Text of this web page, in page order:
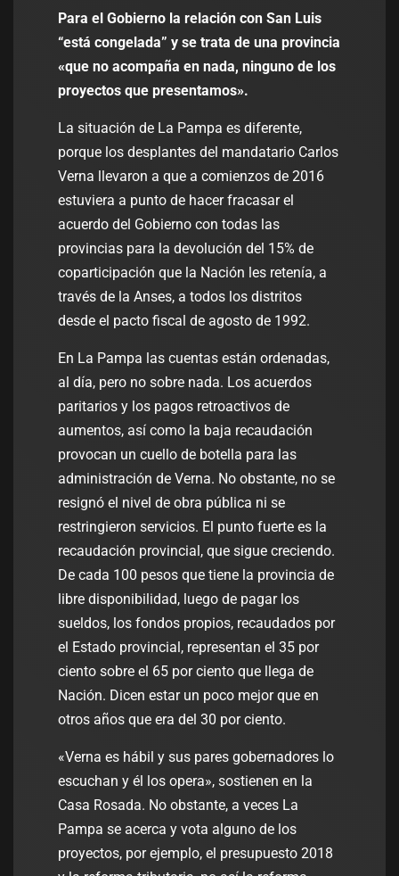
Para el Gobierno la relación con San Luis
“está congelada” y se trata de una provincia
«que no acompaña en nada, ninguno de los
proyectos que presentamos».
La situación de La Pampa es diferente,
porque los desplantes del mandatario Carlos
Verna llevaron a que a comienzos de 2016
estuviera a punto de hacer fracasar el
acuerdo del Gobierno con todas las
provincias para la devolución del 15% de
coparticipación que la Nación les retenía, a
través de la Anses, a todos los distritos
desde el pacto fiscal de agosto de 1992.
En La Pampa las cuentas están ordenadas,
al día, pero no sobre nada. Los acuerdos
paritarios y los pagos retroactivos de
aumentos, así como la baja recaudación
provocan un cuello de botella para las
administración de Verna. No obstante, no se
resignó el nivel de obra pública ni se
restringieron servicios. El punto fuerte es la
recaudación provincial, que sigue creciendo.
De cada 100 pesos que tiene la provincia de
libre disponibilidad, luego de pagar los
sueldos, los fondos propios, recaudados por
el Estado provincial, representan el 35 por
ciento sobre el 65 por ciento que llega de
Nación. Dicen estar un poco mejor que en
otros años que era del 30 por ciento.
«Verna es hábil y sus pares gobernadores lo
escuchan y él los opera», sostienen en la
Casa Rosada. No obstante, a veces La
Pampa se acerca y vota alguno de los
proyectos, por ejemplo, el presupuesto 2018